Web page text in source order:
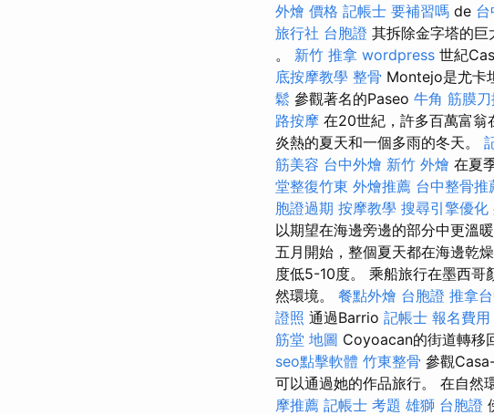
外燴 價格 記帳士 要補習嗎 de
旅行社 台胞證 其拆除金字塔的巨
。 新竹 推拿 wordpress 世紀
底按摩教學 整骨 Montejo是尤卡
鬆 參觀著名的Paseo 牛角 筋膜
路按摩 在20世紀，許多百萬富翁
炎熱的夏天和一個多雨的冬天。
筋美容 台中外燴 新竹 外燴 在夏
堂整復竹東 外燴推薦 台中整骨推
胞證過期 按摩教學 搜尋引擎優化
以期望在海邊旁邊的部分中更溫
五月開始，整個夏天都在海邊乾
度低5-10度。 乘船旅行在墨西哥
然環境。 餐點外燴 台胞證 推拿
證照 通過Barrio 記帳士 報名費用
筋堂 地圖 Coyoacan的街道轉移
seo點擊軟體 竹東整骨 參觀
可以通過她的作品旅行。 在自然
摩推薦 記帳士 考題 雄獅 台胞證